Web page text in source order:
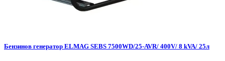
Бензинов генератор ELMAG SEBS 7500WD/25-AVR/ 400V/ 8 kVA/ 25л